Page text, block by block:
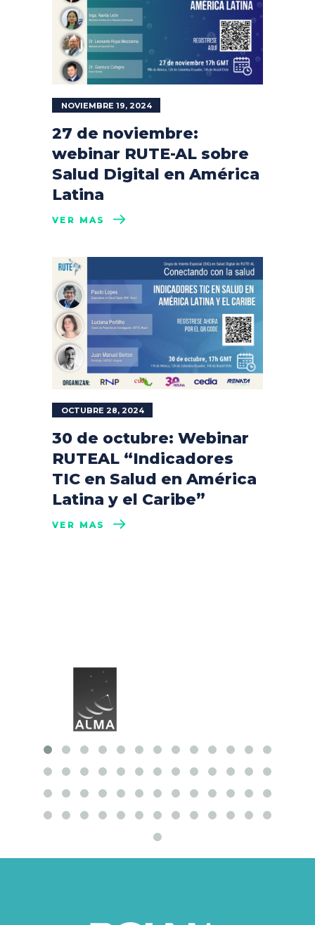
NOVIEMBRE 19, 2024
27 de noviembre:
webinar RUTE-AL sobre
Salud Digital en América
Latina
VER MÁS
OCTUBRE 28, 2024
30 de octubre: Webinar
RUTEAL “Indicadores
TIC en Salud en América
Latina y el Caribe”
VER MÁS